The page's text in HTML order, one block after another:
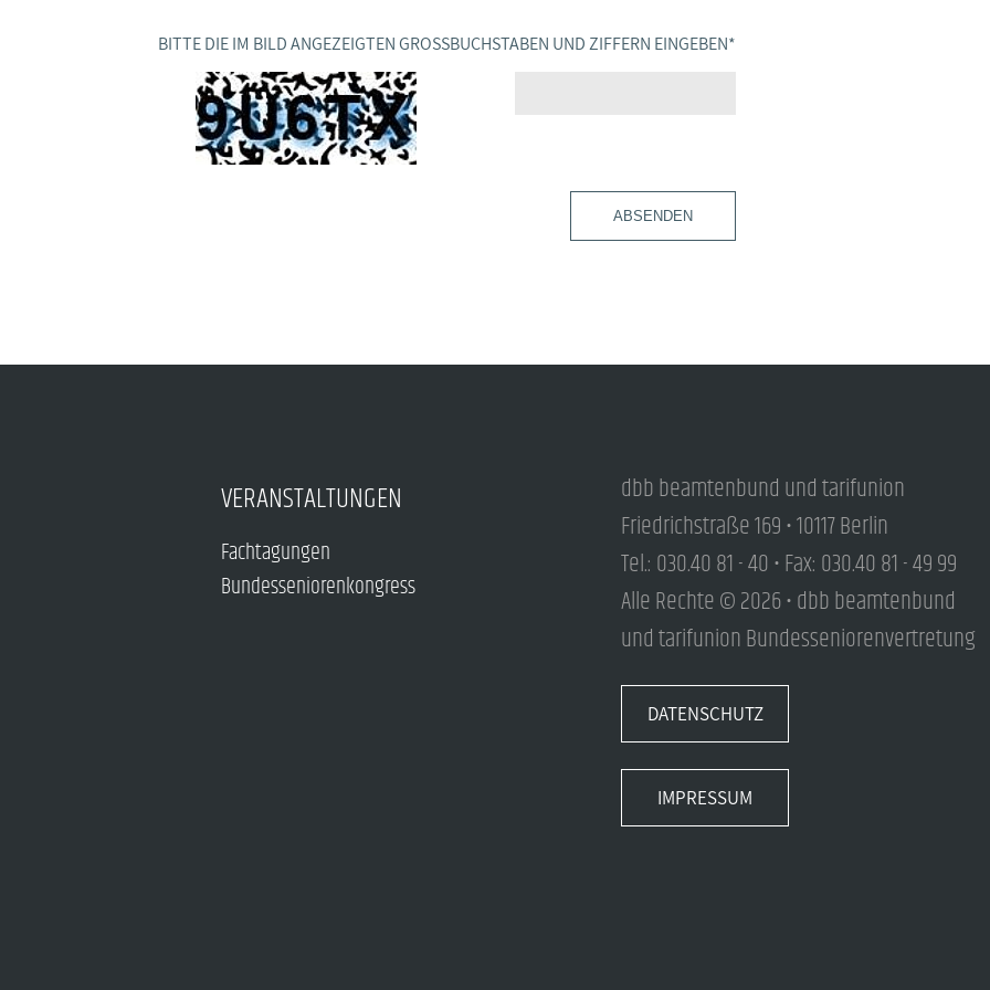
BITTE DIE IM BILD ANGEZEIGTEN GROSSBUCHSTABEN UND ZIFFERN EINGEBEN *
ABSENDEN
VERANSTALTUNGEN
Fachtagungen
Bundesseniorenkongress
dbb beamtenbund und tarifunion
Friedrichstraße 169 • 10117 Berlin
Tel.: 030.40 81 - 40 • Fax: 030.40 81 - 49 99
Alle Rechte © 2026 • dbb beamtenbund
und tarifunion Bundesseniorenvertretung
DATENSCHUTZ
IMPRESSUM